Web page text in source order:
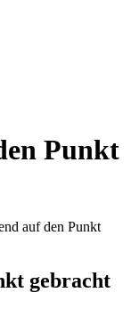
Punkt
auf den Punkt
gebracht